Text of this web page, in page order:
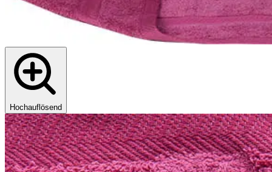
Hochauflösend